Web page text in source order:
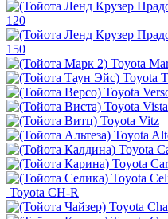
120
150
Toyota
Toyota
Toyota
Toyota Vista
Toyota Vitz
Toyota
Toyota
Toyota
Toyota
Toyota CH-R
Toyota